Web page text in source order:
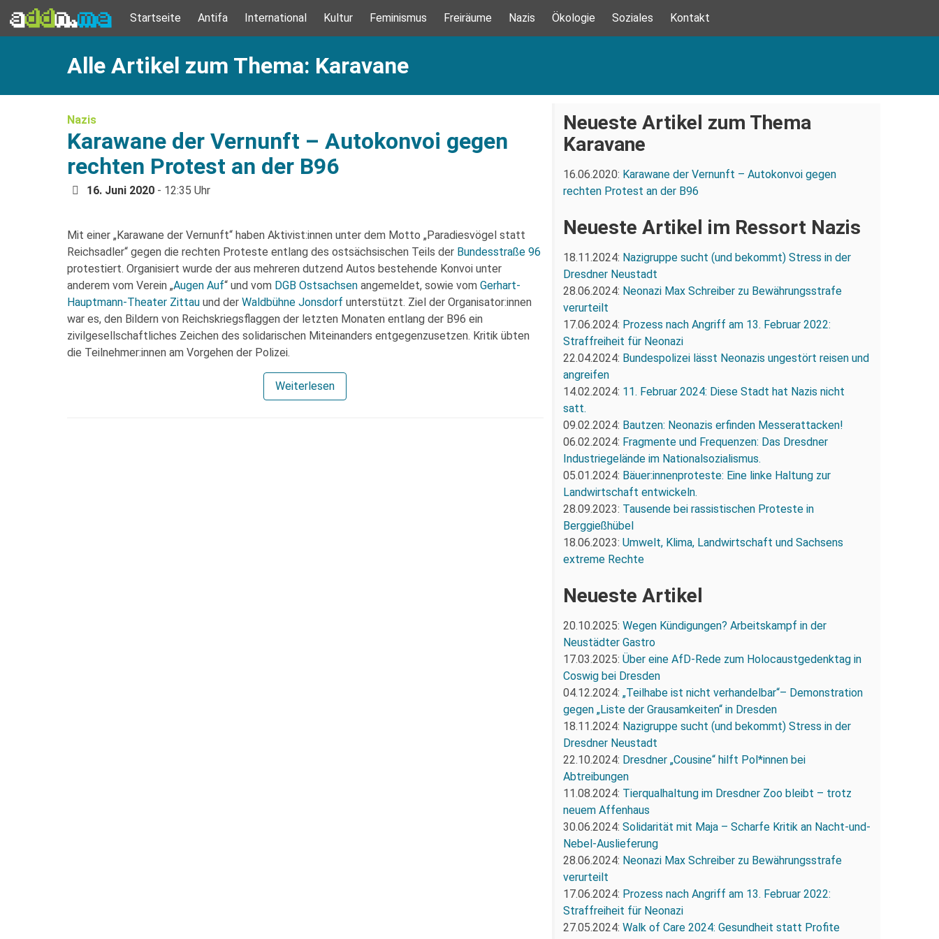
Startseite Antifa International Kultur Feminismus Freiräume Nazis Ökologie Soziales Kontakt
Alle Artikel zum Thema: Karavane
Nazis
Karawane der Vernunft – Autokonvoi gegen
rechten Protest an der B96
16. Juni 2020 - 12:35 Uhr
Mit einer „Karawane der Vernunft“ haben Aktivist:innen unter dem Motto „Paradiesvögel statt
Reichsadler“ gegen die rechten Proteste entlang des ostsächsischen Teils der Bundesstraße 96
protestiert. Organisiert wurde der aus mehreren dutzend Autos bestehende Konvoi unter
anderem vom Verein „Augen Auf“ und vom DGB Ostsachsen angemeldet, sowie vom Gerhart-
Hauptmann-Theater Zittau und der Waldbühne Jonsdorf unterstützt. Ziel der Organisator:innen
war es, den Bildern von Reichskriegsflaggen der letzten Monaten entlang der B96 ein
zivilgesellschaftliches Zeichen des solidarischen Miteinanders entgegenzusetzen. Kritik übten
die Teilnehmer:innen am Vorgehen der Polizei.
Weiterlesen
Neueste Artikel zum Thema
Karavane
16.06.2020: Karawane der Vernunft – Autokonvoi gegen
rechten Protest an der B96
Neueste Artikel im Ressort Nazis
18.11.2024: Nazigruppe sucht (und bekommt) Stress in der
Dresdner Neustadt
28.06.2024: Neonazi Max Schreiber zu Bewährungsstrafe
verurteilt
17.06.2024: Prozess nach Angriff am 13. Februar 2022:
Straffreiheit für Neonazi
22.04.2024: Bundespolizei lässt Neonazis ungestört reisen und
angreifen
14.02.2024: 11. Februar 2024: Diese Stadt hat Nazis nicht
satt.
09.02.2024: Bautzen: Neonazis erfinden Messerattacken!
06.02.2024: Fragmente und Frequenzen: Das Dresdner
Industriegelände im Nationalsozialismus.
05.01.2024: Bäuer:innenproteste: Eine linke Haltung zur
Landwirtschaft entwickeln.
28.09.2023: Tausende bei rassistischen Proteste in
Berggießhübel
18.06.2023: Umwelt, Klima, Landwirtschaft und Sachsens
extreme Rechte
Neueste Artikel
20.10.2025: Wegen Kündigungen? Arbeitskampf in der
Neustädter Gastro
17.03.2025: Über eine AfD-Rede zum Holocaustgedenktag in
Coswig bei Dresden
04.12.2024: „Teilhabe ist nicht verhandelbar“– Demonstration
gegen „Liste der Grausamkeiten“ in Dresden
18.11.2024: Nazigruppe sucht (und bekommt) Stress in der
Dresdner Neustadt
22.10.2024: Dresdner „Cousine“ hilft Pol*innen bei
Abtreibungen
11.08.2024: Tierqualhaltung im Dresdner Zoo bleibt – trotz
neuem Affenhaus
30.06.2024: Solidarität mit Maja – Scharfe Kritik an Nacht-und-
Nebel-Auslieferung
28.06.2024: Neonazi Max Schreiber zu Bewährungsstrafe
verurteilt
17.06.2024: Prozess nach Angriff am 13. Februar 2022:
Straffreiheit für Neonazi
27.05.2024: Walk of Care 2024: Gesundheit statt Profite